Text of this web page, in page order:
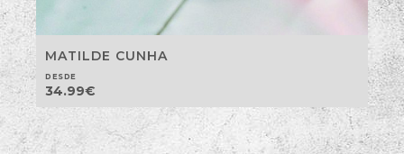
MATILDE CUNHA
DESDE
34.99€